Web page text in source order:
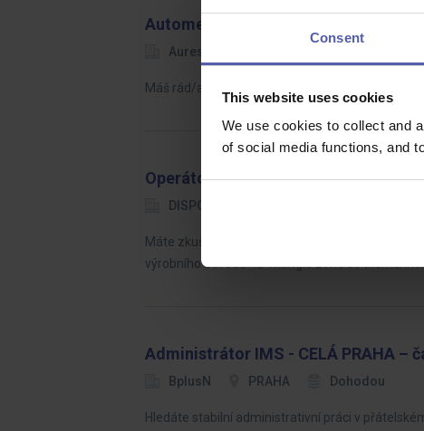
Consent
This website uses cookies
We use cookies to collect and
of social media functions, and
Automechanik/Automechanička
Aures
Máš rád/a/rada autá, rád/rada ich opravuješ?U
Operátor výroby - třísměnný provoz
DISPONERO
Máte zkušenosti z výrobního prostředí a
výrobního závodu na Triangle zóně do
Administrátor IMS - CELÁ PRAHA –
BplusN PRAHA Dohodou
Hledáte stabilní administrativní práci v